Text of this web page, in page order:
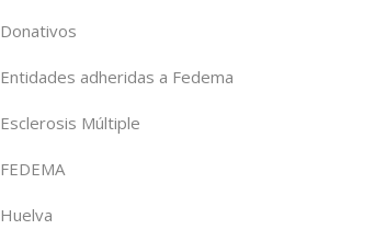
Donativos
Entidades adheridas a Fedema
Esclerosis Múltiple
FEDEMA
Huelva